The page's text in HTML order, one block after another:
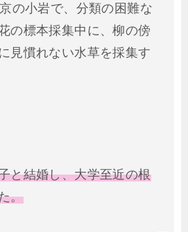
の小岩で、分類の困難な
の標本採集中に、柳の傍
見慣れない水草を採集す
と結婚し、大学至近の根
。